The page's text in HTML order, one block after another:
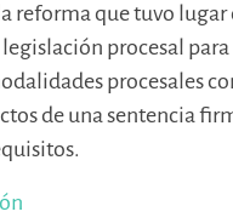
reforma que tuvo lugar
procesal
procesales
de una sentencia